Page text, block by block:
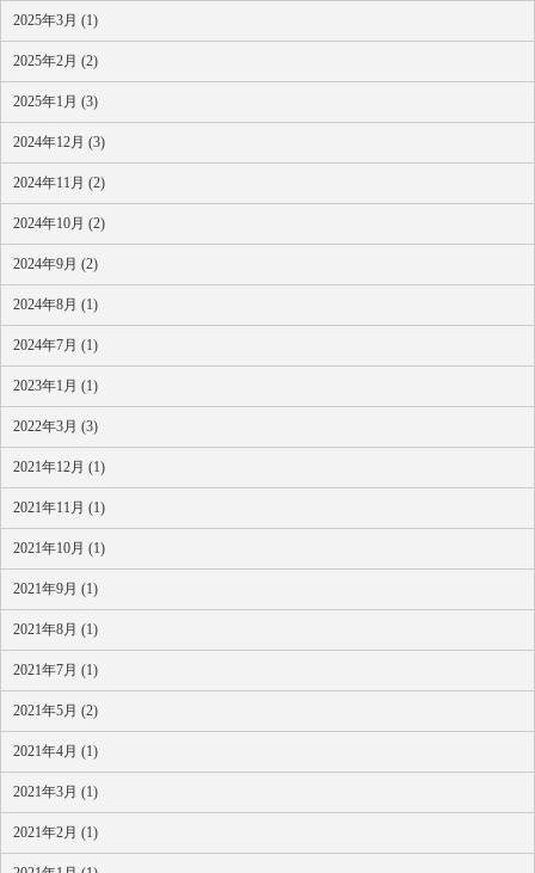
2025年3月 (1)
2025年2月 (2)
2025年1月 (3)
2024年12月 (3)
2024年11月 (2)
2024年10月 (2)
2024年9月 (2)
2024年8月 (1)
2024年7月 (1)
2023年1月 (1)
2022年3月 (3)
2021年12月 (1)
2021年11月 (1)
2021年10月 (1)
2021年9月 (1)
2021年8月 (1)
2021年7月 (1)
2021年5月 (2)
2021年4月 (1)
2021年3月 (1)
2021年2月 (1)